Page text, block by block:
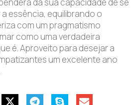
da sua capacidade de se
essência, equilibrando o
com um pragmatismo
como uma verdadeira
é. Aproveito para desejar a
um excelente ano